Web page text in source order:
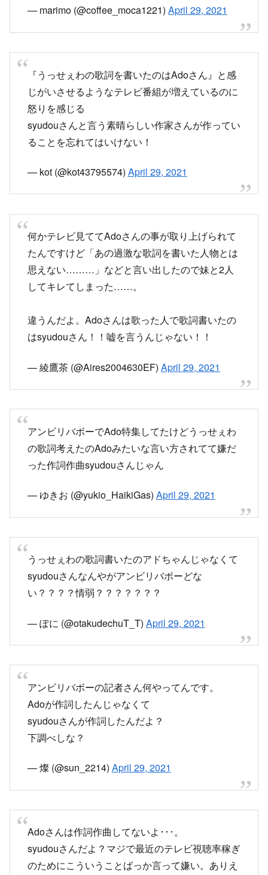
怒りを感じる
syudouさんと言う素晴らしい作家さんが作ってい
— kot (@kot43795574)April 29, 2021
何かテレビ見ててAdoさんの事が取り上げられて
たんですけど「あの過激な歌詞を書いた人物とは
思えない………」などと言い出したので妹と2人
違うんだよ。Adoさんは歌った人で歌詞書いたの
はsyudouさん！！嘘を言うんじゃない！！
— 綾鷹茶 (@Aires2004630EF) April 29, 2021
アンビリバボーでAdo特集してたけどうっせぇわ
の歌詞考えたのAdoみたいな言い方されてて嫌だ
— ゆきお (@yukio_HaikiGas)April 29, 2021
うっせぇわの歌詞書いたのアドちゃんじゃなくて
syudouさんなんやがアンビリバボーどな
アンビリバボーの記者さん何やってんです。
Adoが作詞したんじゃなくて
syudouさんが作詞したんだよ？
下調べしな？
— 燦 (@sun_2214)April 29, 2021
Adoさんは作詞作曲してないよ･･･。
syudouさんだよ？マジで最近のテレビ視聴率稼ぎ
のためにこういうことばっか言って嫌い。ありえ
ない。これだからテレビは見たくない。ほんとに
— ひなみん (@HHi_mgod)April 29, 2021
書いたのはsyudouさんだから〜頼むからデマが広